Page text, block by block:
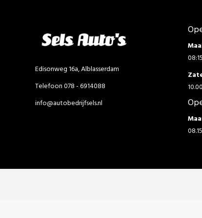
Edisonweg 16a, Alblasserdam
Telefoon 078 - 6914088
info@autobedrijfsels.nl